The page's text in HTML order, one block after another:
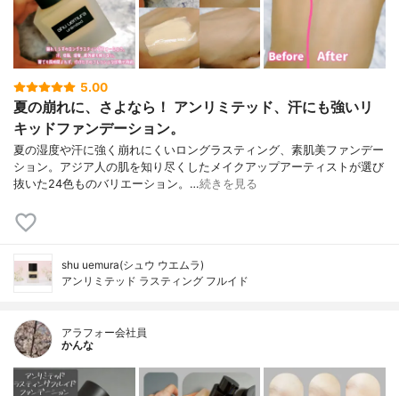
5.00
夏の崩れに、さよなら！ アンリミテッド、汗にも強いリ
キッドファンデーション。
夏の湿度や汗に強く崩れにくいロングラスティング、素肌美ファンデー
ション。アジア人の肌を知り尽くしたメイクアップアーティストが選び
抜いた24色ものバリエーション。…続きを見る
shu uemura(シュウ ウエムラ)
アンリミテッド ラスティング フルイド
アラフォー会社員
かんな